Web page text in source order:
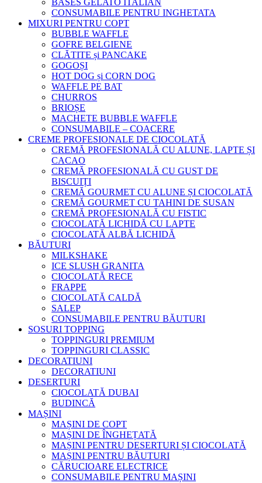
BASES GELATO ITALIAN
CONSUMABILE PENTRU INGHETATA
MIXURI PENTRU COPT
BUBBLE WAFFLE
GOFRE BELGIENE
CLĂTITE și PANCAKE
GOGOȘI
HOT DOG și CORN DOG
WAFFLE PE BAT
CHURROS
BRIOȘE
MACHETE BUBBLE WAFFLE
CONSUMABILE – COACERE
CREME PROFESIONALE DE CIOCOLATĂ
CREMĂ PROFESIONALĂ CU ALUNE, LAPTE ȘI
CACAO
CREMĂ PROFESIONALĂ CU GUST DE
BISCUIȚI
CREMĂ GOURMET CU ALUNE ȘI CIOCOLATĂ
CREMĂ GOURMET CU TAHINI DE SUSAN
CREMĂ PROFESIONALĂ CU FISTIC
CIOCOLATĂ LICHIDĂ CU LAPTE
CIOCOLATĂ ALBĂ LICHIDĂ
BĂUTURI
MILKSHAKE
ICE SLUSH GRANITA
CIOCOLATĂ RECE
FRAPPE
CIOCOLATĂ CALDĂ
SALEP
CONSUMABILE PENTRU BĂUTURI
SOSURI TOPPING
TOPPINGURI PREMIUM
TOPPINGURI CLASSIC
DECORATIUNI
DECORATIUNI
DESERTURI
CIOCOLATĂ DUBAI
BUDINCĂ
MAȘINI
MAȘINI DE COPT
MAȘINI DE ÎNGHEȚATĂ
MAȘINI PENTRU DESERTURI ȘI CIOCOLATĂ
MAȘINI PENTRU BĂUTURI
CĂRUCIOARE ELECTRICE
CONSUMABILE PENTRU MAȘINI